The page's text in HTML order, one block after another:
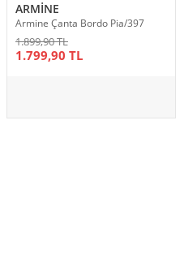
ARMİNE
Armine Çanta Bordo Pia/397
1.899,90 TL
1.799,90 TL